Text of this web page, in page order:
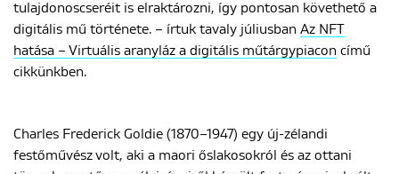
tulajdonoscseréit is elraktározni, így pontosan követhető a
digitális mű története. – írtuk tavaly júliusban Az NFT
hatása – Virtuális aranyláz a digitális műtárgypiacon című
cikkünkben.
Charles Frederick Goldie (1870–1947) egy új-zélandi
festőművész volt, aki a maori őslakosokról és az ottani